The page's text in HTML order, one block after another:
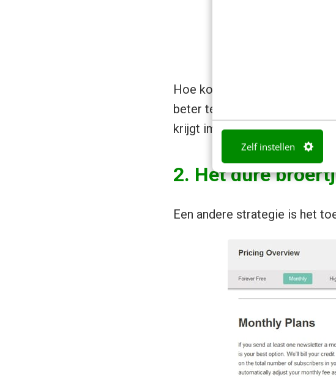
Zelf instellen
Hoe komt dit? De rol van het
beter te laten lijken. De
krijgt immers een print- en
2. Het dure
Een andere strategie is het